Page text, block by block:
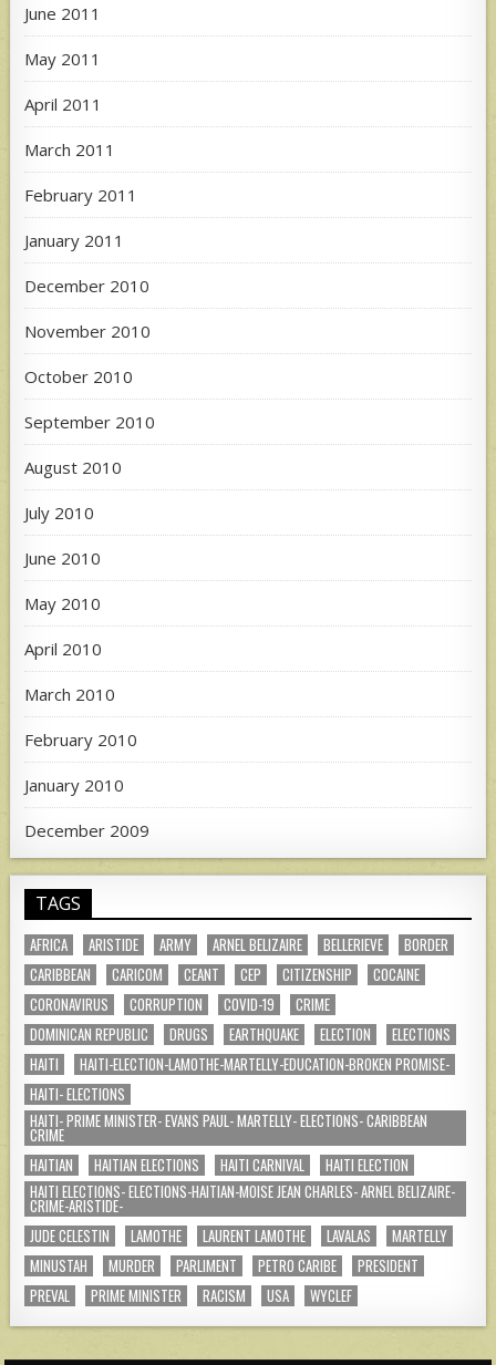
June 2011
May 2011
April 2011
March 2011
February 2011
January 2011
December 2010
November 2010
October 2010
September 2010
August 2010
July 2010
June 2010
May 2010
April 2010
March 2010
February 2010
January 2010
December 2009
TAGS
AFRICA ARISTIDE ARMY ARNEL BELIZAIRE BELLERIEVE
BORDER
CARIBBEAN
CARICOM CEANT CEP CITIZENSHIP
COCAINE
CORONAVIRUS
CORRUPTION COVID-19
CRIME
DOMINICAN REPUBLIC
DRUGS EARTHQUAKE ELECTION
ELECTIONS
HAITI
HAITI-ELECTION-LAMOTHE-MARTELLY-EDUCATION-BROKEN PROMISE-
HAITI- ELECTIONS
HAITI- PRIME MINISTER- EVANS PAUL- MARTELLY- ELECTIONS- CARIBBEAN
CRIME
HAITIAN
HAITIAN ELECTIONS HAITI CARNIVAL
HAITI ELECTION
HAITI ELECTIONS- ELECTIONS-HAITIAN-MOISE JEAN CHARLES- ARNEL BELIZAIRE-
CRIME-ARISTIDE-
JUDE CELESTIN
LAMOTHE LAURENT LAMOTHE LAVALAS
MARTELLY
MINUSTAH
MURDER PARLIMENT PETRO CARIBE
PRESIDENT
PREVAL
PRIME MINISTER RACISM USA WYCLEF